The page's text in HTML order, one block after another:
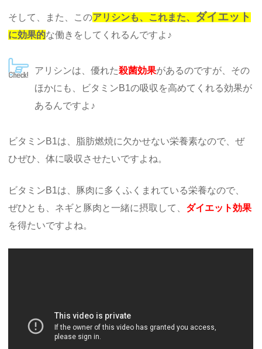
そして、また、このアリシンも、これまた、 ダイエット
に効果的な働きをしてくれるんですよ♪
アリシンは、優れた殺菌効果があるのですが、その
ほかにも、ビタミンB1の吸収を高めてくれる効果が
あるんですよ♪
ビタミンB1は、脂肪燃焼に欠かせない栄養素なので、ぜ
ひぜひ、体に吸収させたいですよね。
ビタミンB1は、豚肉に多くふくまれている栄養なので、
ぜひとも、ネギと豚肉と一緒に摂取して、 ダイエット効果
を得たいですよね。